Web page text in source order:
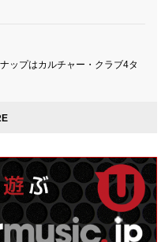
ップはカルチャー・クラブ4タ